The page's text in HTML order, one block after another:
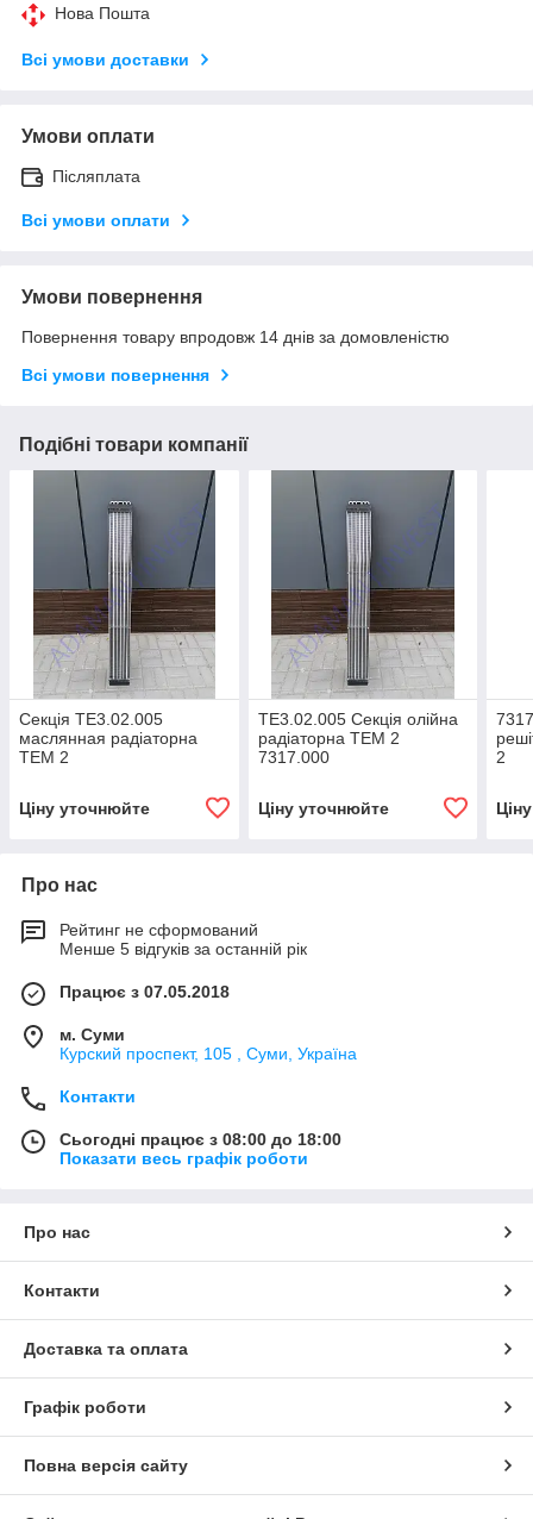
Нова Пошта
Всі умови доставки
Умови оплати
Післяплата
Всі умови оплати
Умови повернення
Повернення товару впродовж 14 днів за домовленістю
Всі умови повернення
Подібні товари компанії
Секція ТЕ3.02.005
маслянная радіаторна
ТЕМ 2
Ціну уточнюйте
ТЕ3.02.005 Секція олійна
радіаторна ТЕМ 2
7317.000
Ціну уточнюйте
2
Про нас
Рейтинг не сформований
Менше 5 відгуків за останній рік
Працює з 07.05.2018
м. Суми
Курский проспект, 105 , Суми, Україна
Контакти
Сьогодні працює з 08:00 до 18:00
Показати весь графік роботи
Про нас
Контакти
Доставка та оплата
Графік роботи
Повна версія сайту